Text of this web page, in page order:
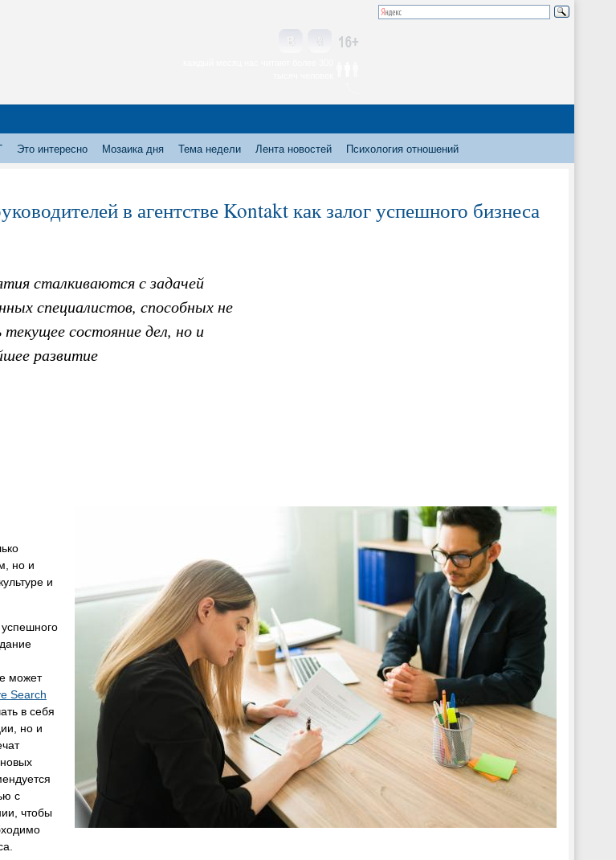
Это интересно Мозаика дня Тема недели Лента новостей Психология отношений
в агентстве Kontakt как залог успешного бизнеса
сталкиваются с задачей
специалистов, способных не
состояние дел, но и
развитие
но и
и
может
Search
в себя
но и
с
чтобы